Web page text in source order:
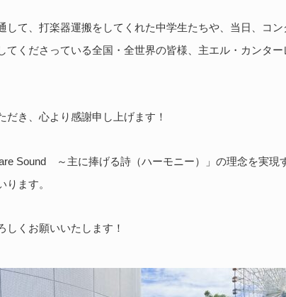
して、打楽器運搬をしてくれた中学生たちや、当日、コ
てくださっている全国・全世界の皆様、主エル・カンタ
だき、心より感謝申し上げます！
Sound ～主に捧げる詩（ハーモニー）」の理念を実現
ります。
しくお願いいたします！